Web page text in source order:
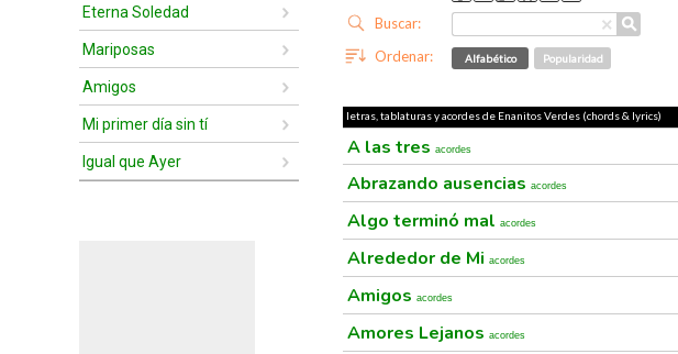
Eterna Soledad
Mariposas
Amigos
Mi primer día sin tí
Igual que Ayer
×
Buscar: ⚲
Ordenar: Alfabético Popularidad
letras, tablaturas y acordes de Enanitos Verdes (chords & lyrics)
A las tres acordes
Abrazando ausencias acordes
Algo terminó mal acordes
Alrededor de Mi acordes
Amigos acordes
Amores Lejanos acordes